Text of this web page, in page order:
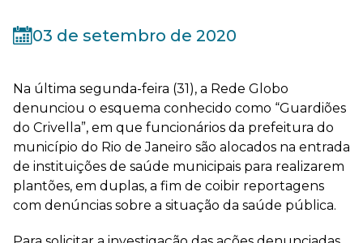
03 de setembro de 2020
Na última segunda-feira (31), a Rede Globo
denunciou o esquema conhecido como “Guardiões
do Crivella”, em que funcionários da prefeitura do
município do Rio de Janeiro são alocados na entrada
de instituições de saúde municipais para realizarem
plantões, em duplas, a fim de coibir reportagens
com denúncias sobre a situação da saúde pública.